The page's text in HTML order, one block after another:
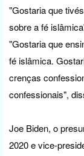
"Gostaria que
sobre a fé
"Gostaria que
fé islâmica.
crenças
confessionais",
Joe Biden, o
2020 e vice-